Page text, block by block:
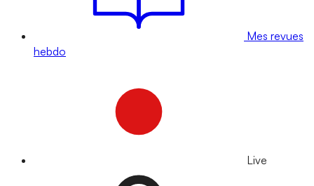
Mes revues
hebdo
Live